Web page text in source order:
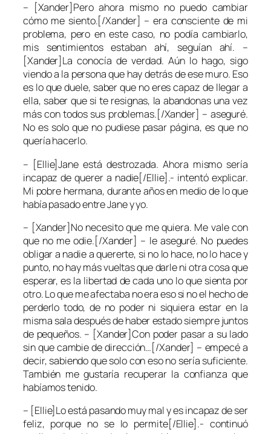
– [Xander]Pero ahora mismo no puedo cambiar
cómo me siento.[/Xander] – era consciente de mi
problema, pero en este caso, no podía cambiarlo,
mis sentimientos estaban ahí, seguían ahí. –
[Xander]La conocía de verdad. Aún lo hago, sigo
viendo a la persona que hay detrás de ese muro. Eso
es lo que duele, saber que no eres capaz de llegar a
ella, saber que si te resignas, la abandonas una vez
más con todos sus problemas.[/Xander] – aseguré.
No es solo que no pudiese pasar página, es que no
quería hacerlo.
– [Ellie]Jane está destrozada. Ahora mismo sería
incapaz de querer a nadie[/Ellie].- intentó explicar.
Mi pobre hermana, durante años en medio de lo que
había pasado entreJaney yo.
– [Xander]No necesito que me quiera. Me vale con
que no me odie.[/Xander] – le aseguré. No puedes
obligar a nadie a quererte, si no lo hace, no lo hace y
punto, no hay más vueltas que darle ni otra cosa que
esperar, es la libertad de cada uno lo que sienta por
otro. Lo que me afectaba no era eso si no el hecho de
perderlo todo, de no poder ni siquiera estar en la
misma sala después de haber estado siempre juntos
de pequeños. – [Xander]Con poder pasar a su lado
sin que cambie de dirección…[/Xander] – empecé a
decir, sabiendo que solo con eso no sería suficiente.
También me gustaría recuperar la confianza que
habíamos tenido.
– [Ellie]Lo está pasando muy mal y es incapaz de ser
feliz, porque no se lo permite[/Ellie].- continuó